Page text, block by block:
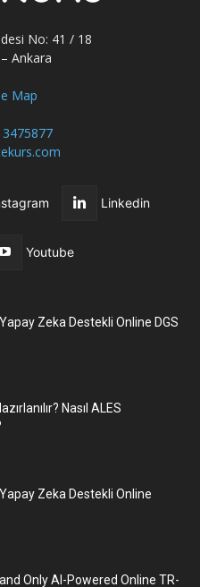
No: 41 / 18
Ankara
Map
Linkedin
Youtube
Zeka Destekli Online DGS
Nasıl ALES
Zeka Destekli Online
Only AI-Powered Online TR-